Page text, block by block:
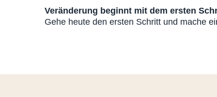
Veränderung beginnt mit dem ersten
Gehe heute den ersten Schritt und mache